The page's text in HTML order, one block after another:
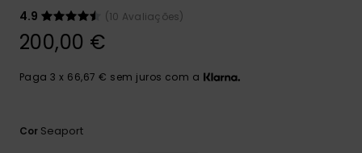
perguntas
formulário de
contacto.
4.9
(10 Avaliações)
200,00 €
Paga 3 x 66,67 € sem juros com a
Cor Seaport